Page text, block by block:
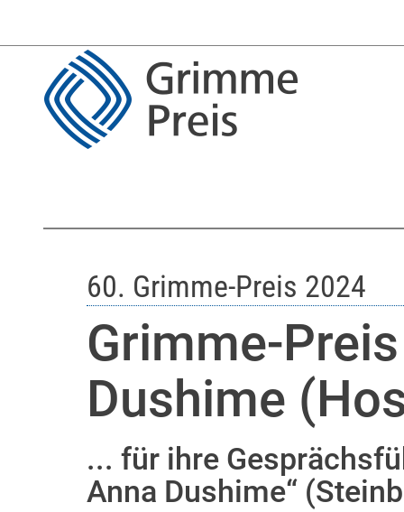
60. Grimme-Preis 2024
Grimme-
Dushime
... für ihre
Anna Dushime“